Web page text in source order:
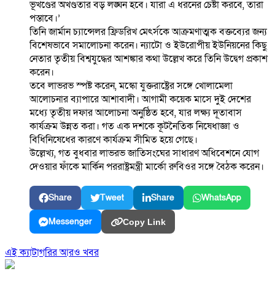
ভূখণ্ডের অখণ্ডতার বড় লঙ্ঘন হবে। যারা এ ধরনের চেষ্টা করবে, তারা
পস্তাবে।’
তিনি জার্মান চ্যান্সেলর ফ্রিডরিখ মেৎর্সকে আক্রমণাত্মক বক্তব্যের জন্য
বিশেষভাবে সমালোচনা করেন। ন্যাটো ও ইউরোপীয় ইউনিয়নের কিছু
নেতার তৃতীয় বিশ্বযুদ্ধের আশঙ্কার কথা উল্লেখ করে তিনি উদ্বেগ প্রকাশ
করেন।
তবে লাভরভ স্পষ্ট করেন, মস্কো যুক্তরাষ্ট্রের সঙ্গে খোলামেলা
আলোচনার ব্যাপারে আশাবাদী। আগামী কয়েক মাসে দুই দেশের
মধ্যে তৃতীয় দফার আলোচনা অনুষ্ঠিত হবে, যার লক্ষ্য দূতাবাস
কার্যক্রম উন্নত করা। গত এক দশকে কূটনৈতিক নিষেধাজ্ঞা ও
বিধিনিষেধের কারণে কার্যক্রম সীমিত হয়ে গেছে।
উল্লেখ্য, গত বুধবার লাভরভ জাতিসংঘের সাধারণ অধিবেশনে যোগ
দেওয়ার ফাঁকে মার্কিন পররাষ্ট্রমন্ত্রী মার্কো রুবিওর সঙ্গে বৈঠক করেন।
Share Tweet Share WhatsApp
Messenger Copy Link
এই ক্যাটাগরির আরও খবর